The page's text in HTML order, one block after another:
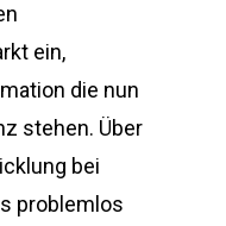
ein,
die nun
stehen. Über
bei
problemlos